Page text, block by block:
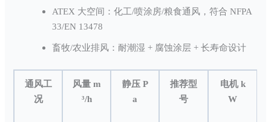
ATEX 大空间：化工/喷涂房/粮食通风，符合 NFPA
33/EN 13478
畜牧/农业排风：耐潮湿 + 腐蚀涂层 + 长寿命设计
通风工
况
风量 m
³/h
静压 P
a
推荐型
号
电机 k
W